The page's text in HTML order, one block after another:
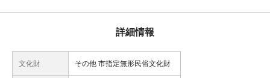
詳細情報
文化財 その他 市指定無形民俗文化財